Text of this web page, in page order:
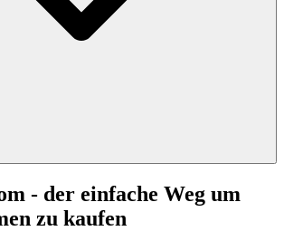
- der einfache Weg um
zu kaufen